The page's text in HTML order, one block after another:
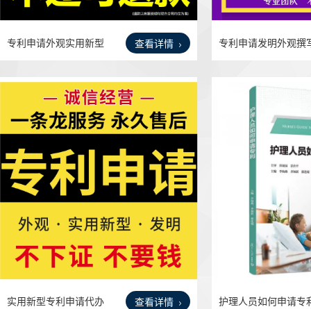
查看详情
专利申请外观实用新型
专利申请发明外观撰
查看详情
实用新型专利申请代办
护理人员如何申请专